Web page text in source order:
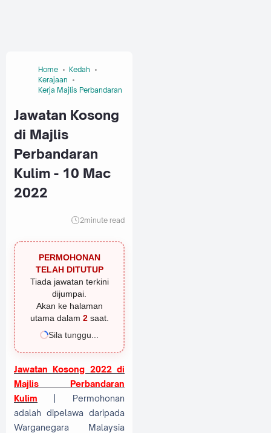
Home
Kedah
Kerajaan
Kerja Majlis Perbandaran
Jawatan Kosong
di Majlis
Perbandaran
Kulim - 10 Mac
2022
2minute read
PERMOHONAN
TELAH DITUTUP
Tiada jawatan terkini
dijumpai.
Akan ke halaman
utama dalam 1saat.
Sila tunggu...
Jawatan Kosong 2022 di
Majlis Perbandaran
Kulim | Permohonan
adalah dipelawa daripada
Warganegara Malaysia